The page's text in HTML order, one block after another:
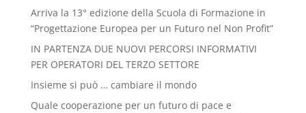
Arriva la 13° edizione della Scuola di Formazione in
“Progettazione Europea per un Futuro nel Non Profit”
IN PARTENZA DUE NUOVI PERCORSI INFORMATIVI
PER OPERATORI DEL TERZO SETTORE
Insieme si può … cambiare il mondo
Quale cooperazione per un futuro di pace e